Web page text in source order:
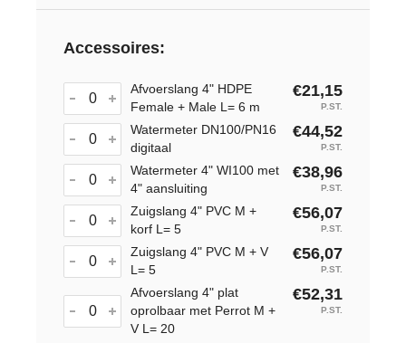
Accessoires:
Afvoerslang 4" HDPE
Female + Male L= 6 m
€21,15
P.ST.
Watermeter DN100/PN16
digitaal
€44,52
P.ST.
Watermeter 4" WI100 met
4" aansluiting
€38,96
P.ST.
Zuigslang 4" PVC M +
korf L= 5
€56,07
P.ST.
Zuigslang 4" PVC M + V
L= 5
€56,07
P.ST.
Afvoerslang 4" plat
oprolbaar met Perrot M +
V L= 20
€52,31
P.ST.